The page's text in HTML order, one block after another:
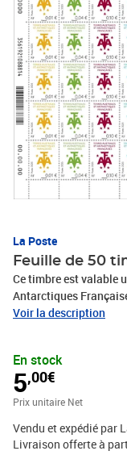
La Poste
Feuille de 50
Ce timbre est valable
Antarctiques
délai légal de 14 jours
de rétractation
Service Client Internet
Voir la description
En stock
5,00€
Prix unitaire Net
Vendu et expédié par
Livraison offerte à